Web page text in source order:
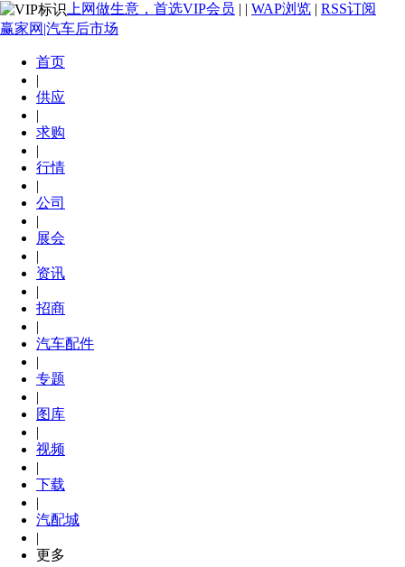
上网做生意，首选VIP会员 | | WAP浏览 | RSS订阅
赢家网|汽车后市场
首页
|
供应
|
求购
|
行情
|
公司
|
展会
|
资讯
|
招商
|
汽车配件
|
专题
|
图库
|
视频
|
下载
|
汽配城
|
更多